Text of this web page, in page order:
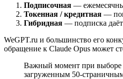
Подписочная —
Токенная / кредитная —
Гибридная — подписка
WeGPT.ru и большинство его
обращение к Claude Opus может
Важный момент при выборе
загруженным 50-